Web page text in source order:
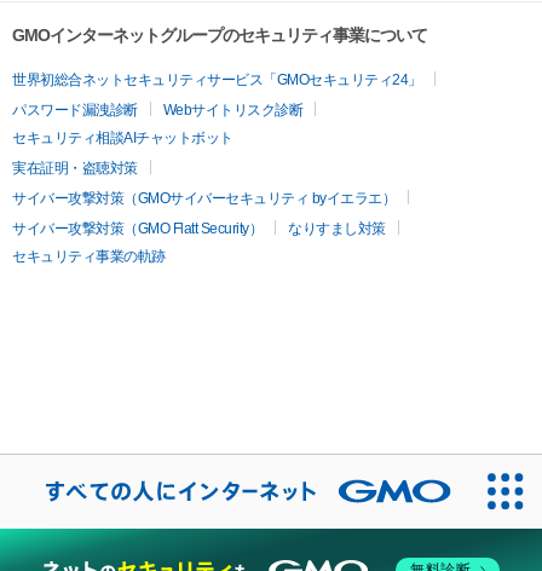
GMOインターネットグループのセキュリティ事業について
世界初総合ネットセキュリティサービス「GMOセキュリティ24」
パスワード漏洩診断
Webサイトリスク診断
セキュリティ相談AIチャットボット
実在証明・盗聴対策
サイバー攻撃対策（GMOサイバーセキュリティ byイエラエ）
サイバー攻撃対策（GMO Flatt Security）
なりすまし対策
セキュリティ事業の軌跡